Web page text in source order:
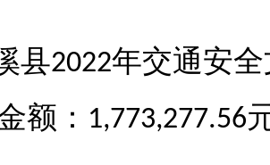
县2022年交通安
额： 1,773,277.56